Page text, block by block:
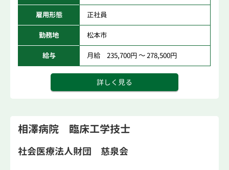
雇用形態 正社員
勤務地 松本市
給与 月給 235,700円 ～ 278,500円
詳しく見る
相澤病院 臨床工学技士
社会医療法人財団 慈泉会